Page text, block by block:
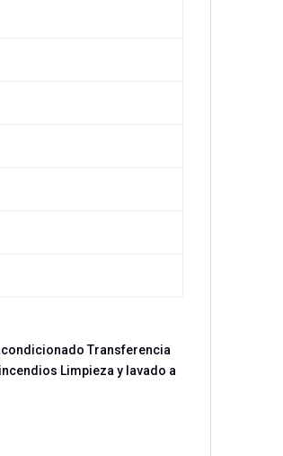
Transferencia
Limpieza y lavado a